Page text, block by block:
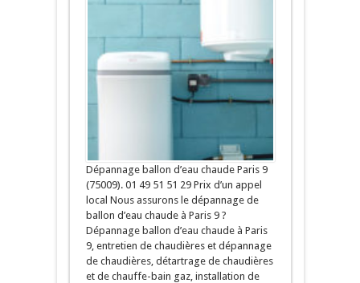
Dépannage ballon d’eau chaude Paris 9
(75009). 01 49 51 51 29 Prix d’un appel
local Nous assurons le dépannage de
ballon d’eau chaude à Paris 9 ?
Dépannage ballon d’eau chaude à Paris
9, entretien de chaudières et dépannage
de chaudières, détartrage de chaudières
et de chauffe-bain gaz, installation de